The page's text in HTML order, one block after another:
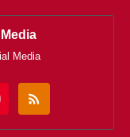
Media